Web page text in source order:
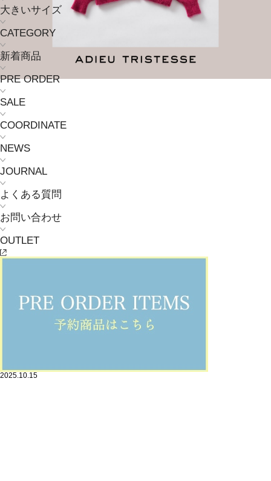
大きいサイズ
CATEGORY
新着商品
PRE ORDER
SALE
COORDINATE
NEWS
JOURNAL
よくある質問
お問い合わせ
OUTLET
2025.10.15